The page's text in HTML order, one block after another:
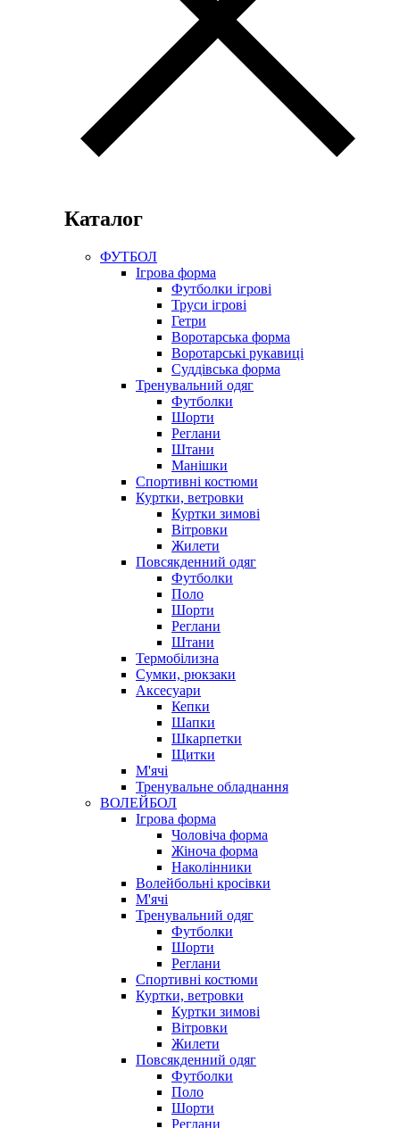
Каталог
ФУТБОЛ
Ігрова форма
Футболки ігрові
Труси ігрові
Гетри
Воротарська форма
Воротарські рукавиці
Суддівська форма
Тренувальний одяг
Футболки
Шорти
Реглани
Штани
Манішки
Спортивні костюми
Куртки, ветровки
Куртки зимові
Вітровки
Жилети
Повсякденний одяг
Футболки
Поло
Шорти
Реглани
Штани
Термобілизна
Сумки, рюкзаки
Аксесуари
Кепки
Шапки
Шкарпетки
Щитки
М'ячі
Тренувальне обладнання
ВОЛЕЙБОЛ
Ігрова форма
Чоловіча форма
Жіноча форма
Наколінники
Волейбольні кросівки
М'ячі
Тренувальний одяг
Футболки
Шорти
Реглани
Спортивні костюми
Куртки, ветровки
Куртки зимові
Вітровки
Жилети
Повсякденний одяг
Футболки
Поло
Шорти
Реглани